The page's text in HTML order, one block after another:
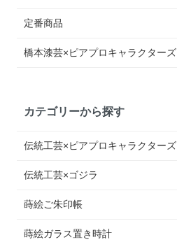
定番商品
橋本漆芸×ピアプロキャラクターズ
カテゴリーから探す
伝統工芸×ピアプロキャラクターズ
伝統工芸×ゴジラ
蒔絵ご朱印帳
蒔絵ガラス置き時計